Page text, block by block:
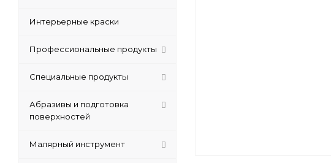
Интерьерные краски
Профессиональные продукты
Специальные продукты
Абразивы и подготовка
поверхностей
Малярный инструмент